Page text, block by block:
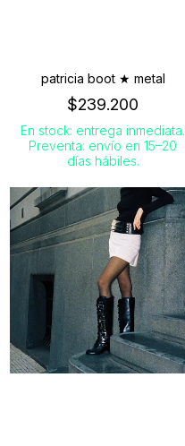
patricia boot ★ metal
$239.200
En stock: entrega inmediata.
Preventa: envío en 15–20
días hábiles.